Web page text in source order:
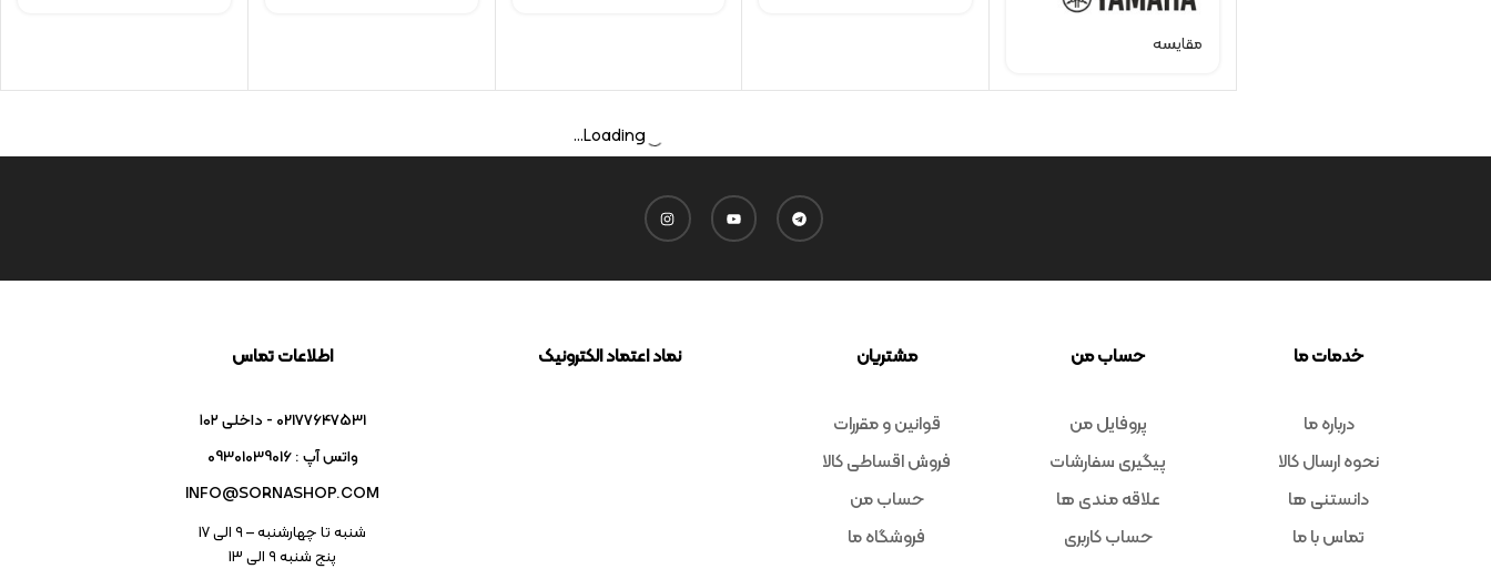
مقایسه
Loading...
خدمات ما
درباره ما
نحوه ارسال کالا
دانستنی ها
تماس با ما
حساب من
پروفایل من
پیگیری سفارشات
علاقه مندی ها
حساب کاربری
مشتریان
قوانین و مقررات
فروش اقساطی کالا
حساب من
فروشگاه ما
نماد اعتماد الکترونیک اطلاعات تماس
02177647531 - داخلی ۱۰۲
واتس آپ : 09301039016
INFO@SORNASHOP.COM
شنبه تا چهارشنبه – ۹ الی 17
پنج شنبه ۹ الی 13